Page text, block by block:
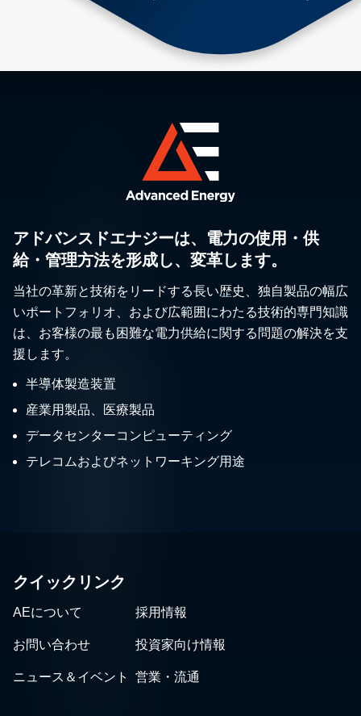
アドバンスドエナジーは、電力の使用・供
給・管理方法を形成し、変革します。
当社の革新と技術をリードする長い歴史、独自製品の幅広
いポートフォリオ、および広範囲にわたる技術的専門知識
は、お客様の最も困難な電力供給に関する問題の解決を支
援します。
半導体製造装置
産業用製品、医療製品
データセンターコンピューティング
テレコムおよびネットワーキング用途
クイックリンク
AEについて 採用情報
お問い合わせ 投資家向け情報
ニュース＆イベント 営業・流通